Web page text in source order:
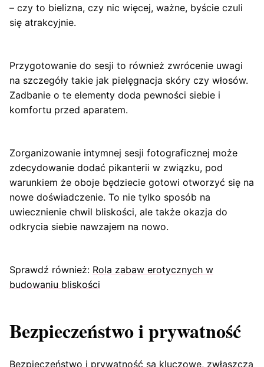
– czy to bielizna, czy nic więcej, ważne, byście czuli
się atrakcyjnie.
Przygotowanie do sesji to również zwrócenie uwagi
na szczegóły takie jak pielęgnacja skóry czy włosów.
Zadbanie o te elementy doda pewności siebie i
komfortu przed aparatem.
Zorganizowanie intymnej sesji fotograficznej może
zdecydowanie dodać pikanterii w związku, pod
warunkiem że oboje będziecie gotowi otworzyć się na
nowe doświadczenie. To nie tylko sposób na
uwiecznienie chwil bliskości, ale także okazja do
odkrycia siebie nawzajem na nowo.
Sprawdź również: Rola zabaw erotycznych w
budowaniu bliskości
Bezpieczeństwo i prywatność
Bezpieczeństwo i prywatność są kluczowe, zwłaszcza